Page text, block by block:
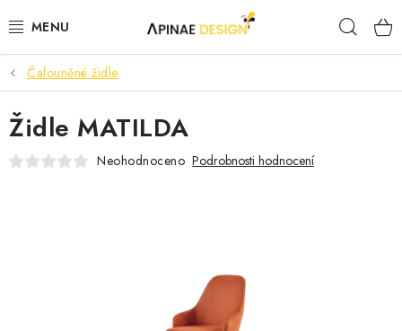
na
PRODUKTY
AKCE
KANCELÁŘSKÝ NÁBYTEK
Čalouněné židle
Židle MATILDA
Neohodnoceno Podrobnosti hodnocení